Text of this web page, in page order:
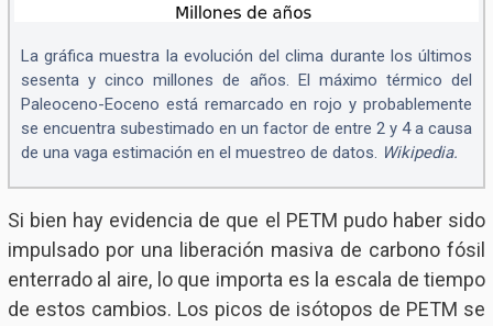
La gráfica muestra la evolución del clima durante los últimos
sesenta y cinco millones de años. El máximo térmico del
Paleoceno-Eoceno está remarcado en rojo y probablemente
se encuentra subestimado en un factor de entre 2 y 4 a causa
de una vaga estimación en el muestreo de datos. Wikipedia.
Si bien hay evidencia de que el PETM pudo haber sido
impulsado por una liberación masiva de carbono fósil
enterrado al aire, lo que importa es la escala de tiempo
de estos cambios. Los picos de isótopos de PETM se